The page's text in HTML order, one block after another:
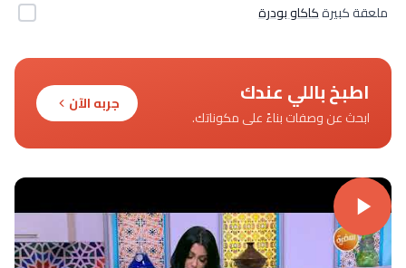
ملعقة كبيرةكاكاو بودرة
اطبخ باللي عندك
ابحث عن وصفات بناءً على مكوناتك.
جربه الآن